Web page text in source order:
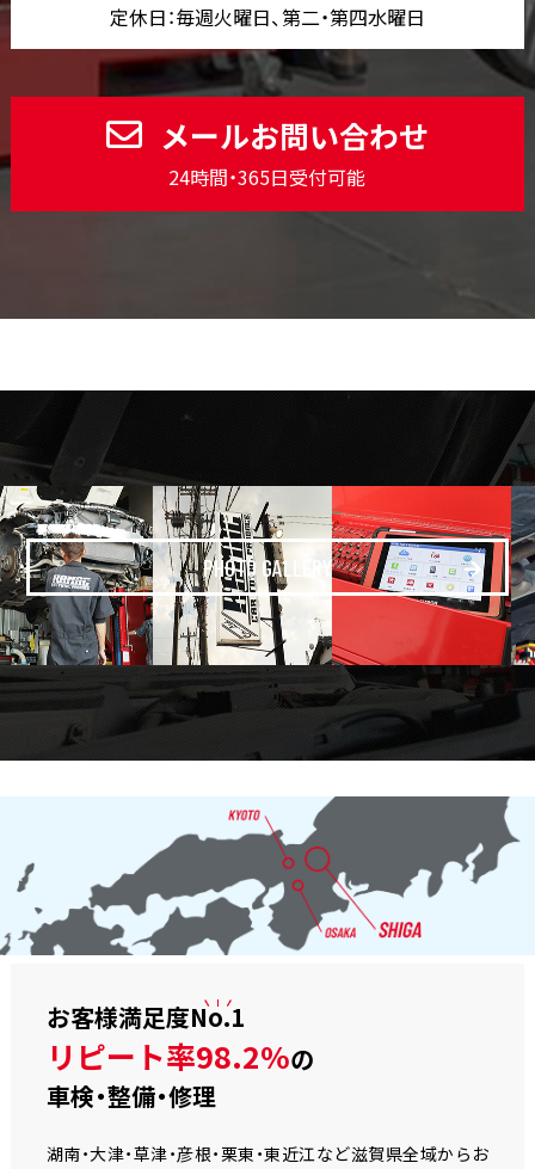
定休日：毎週火曜日、第二・第四水曜日
メールお問い合わせ
24時間・365日受付可能
PHOTO GALLERY
お客様満足度No.1
リピート率98.2%の
車検・整備・修理
湖南・大津・草津・彦根・栗東・東近江など滋賀県全域からお